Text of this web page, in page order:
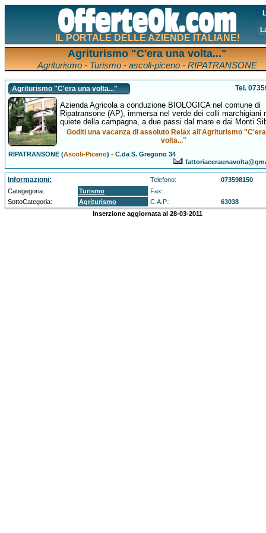
IL PORTALE DELLE AZIENDE ITALIANE!
Agriturismo "C'era una volta..."
Agriturismo - Turismo - ascoli-piceno - RIPATRANSONE
Agriturismo "C'era una volta..." Tel.
Azienda Agricola a conduzione BIOLOGICA nel comune di
Ripatransone (AP), immersa nel verde dei colli marchigiani
quiete della campagna, a due passi dal mare e dai Monti
Goditi una vacanza di assoluto Relax all'Agriturismo
volta..."
RIPATRANSONE (Ascoli-Piceno) -C.da S. Gregorio 34
Informazioni: Telefono:
073598150
Categegoria:
Turismo
Fax:
SottoCategoria:
Agriturismo C.A.P.:
63038
Inserzione aggiornata al 28-03-2011